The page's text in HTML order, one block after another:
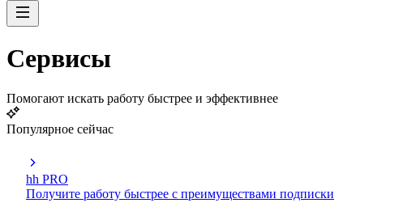
Сервисы
Помогают искать работу быстрее и эффективнее
Популярное сейчас
hh PRO
Получите работу быстрее с преимуществами подписки